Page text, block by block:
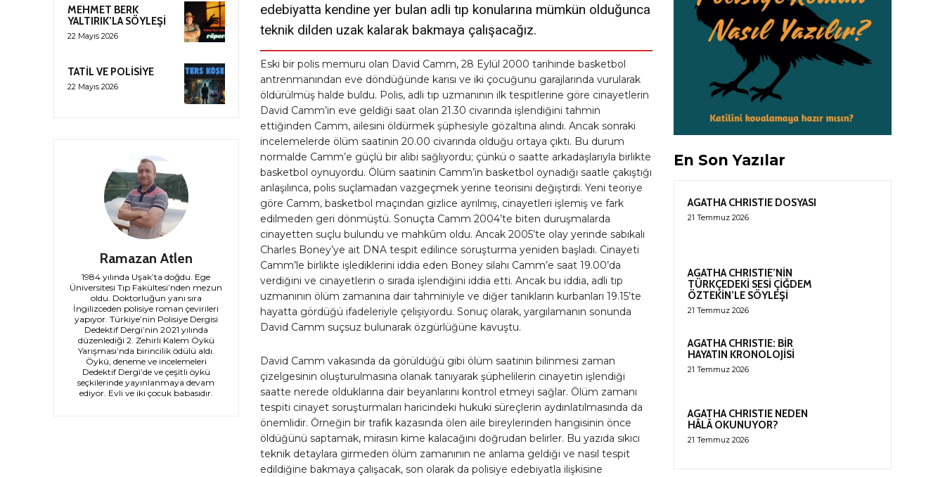
MEHMET BERK
YALTIRIK’LA SÖYLEŞİ
22 Mayıs 2026
TATİL VE POLİSİYE
22 Mayıs 2026
Ramazan Atlen
1984 yılında Uşak’ta doğdu. Ege
Üniversitesi Tıp Fakültesi’nden mezun
oldu. Doktorluğun yanı sıra
İngilizceden polisiye roman çevirileri
yapıyor. Türkiye’nin Polisiye Dergisi
Dedektif Dergi’nin 2021 yılında
düzenlediği 2. Zehirli Kalem Öykü
Yarışması’nda birincilik ödülü aldı.
Öykü, deneme ve incelemeleri
Dedektif Dergi’de ve çeşitli öykü
seçkilerinde yayınlanmaya devam
ediyor. Evli ve iki çocuk babasıdır.
edebiyatta kendine yer bulan adli tıp konularına mümkün olduğunca
teknik dilden uzak kalarak bakmaya çalışacağız.
Eski bir polis memuru olan David Camm, 28 Eylül 2000 tarihinde basketbol
antrenmanından eve döndüğünde karısı ve iki çocuğunu garajlarında vurularak
öldürülmüş halde buldu. Polis, adli tıp uzmanının ilk tespitlerine göre cinayetlerin
David Camm’in eve geldiği saat olan 21.30 civarında işlendiğini tahmin
ettiğinden Camm, ailesini öldürmek şüphesiyle gözaltına alındı. Ancak sonraki
incelemelerde ölüm saatinin 20.00 civarında olduğu ortaya çıktı. Bu durum
normalde Camm’e güçlü bir alibi sağlıyordu; çünkü o saatte arkadaşlarıyla birlikte
basketbol oynuyordu. Ölüm saatinin Camm’in basketbol oynadığı saatle çakıştığı
anlaşılınca, polis suçlamadan vazgeçmek yerine teorisini değiştirdi. Yeni teoriye
göre Camm, basketbol maçından gizlice ayrılmış, cinayetleri işlemiş ve fark
edilmeden geri dönmüştü. Sonuçta Camm 2004’te biten duruşmalarda
cinayetten suçlu bulundu ve mahkûm oldu. Ancak 2005’te olay yerinde sabıkalı
Charles Boney’ye ait DNA tespit edilince soruşturma yeniden başladı. Cinayeti
Camm’le birlikte işlediklerini iddia eden Boney silahı Camm’e saat 19.00’da
verdiğini ve cinayetlerin o sırada işlendiğini iddia etti. Ancak bu iddia, adli tıp
uzmanının ölüm zamanına dair tahminiyle ve diğer tanıkların kurbanları 19.15’te
hayatta gördüğü ifadeleriyle çelişiyordu. Sonuç olarak, yargılamanın sonunda
David Camm suçsuz bulunarak özgürlüğüne kavuştu.
David Camm vakasında da görüldüğü gibi ölüm saatinin bilinmesi zaman
çizelgesinin oluşturulmasına olanak tanıyarak şüphelilerin cinayetin işlendiği
saatte nerede olduklarına dair beyanlarını kontrol etmeyi sağlar. Ölüm zamanı
tespiti cinayet soruşturmaları haricindeki hukuki süreçlerin aydınlatılmasında da
önemlidir. Örneğin bir trafik kazasında ölen aile bireylerinden hangisinin önce
öldüğünü saptamak, mirasın kime kalacağını doğrudan belirler. Bu yazıda sıkıcı
teknik detaylara girmeden ölüm zamanının ne anlama geldiği ve nasıl tespit
edildiğine bakmaya çalışacak, son olarak da polisiye edebiyatla ilişkisine
En Son Yazılar
AGATHA CHRISTIE DOSYASI
21 Temmuz 2026
AGATHA CHRISTIE’NİN
TÜRKÇEDEKİ SESİ ÇİĞDEM
ÖZTEKİN’LE SÖYLEŞİ
21 Temmuz 2026
AGATHA CHRISTIE: BİR
HAYATIN KRONOLOJİSİ
21 Temmuz 2026
AGATHA CHRISTIE NEDEN
HÂLÂ OKUNUYOR?
21 Temmuz 2026